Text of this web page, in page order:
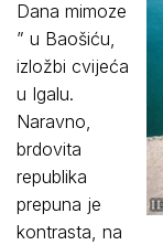
Dana mimoze
” u Baošiću,
izložbi cvijeća
u Igalu.
Naravno,
brdovita
republika
prepuna je
kontrasta, na